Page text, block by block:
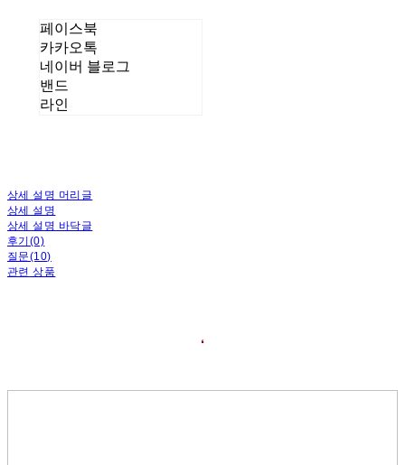
페이스북
카카오톡
네이버 블로그
밴드
라인
상세 설명 머리글
상세 설명
상세 설명 바닥글
후기(0)
질문(10)
관련 상품
❛